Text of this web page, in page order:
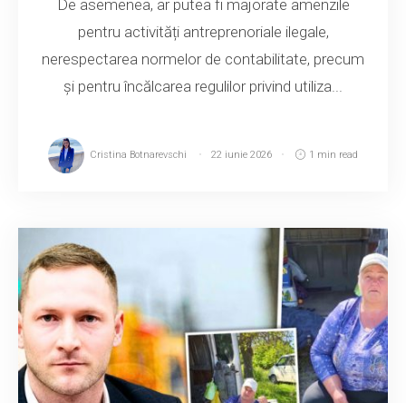
De asemenea, ar putea fi majorate amenzile
pentru activități antreprenoriale ilegale,
nerespectarea normelor de contabilitate, precum
și pentru încălcarea regulilor privind utiliza...
Cristina Botnarevschi 22 iunie 2026 1 min read